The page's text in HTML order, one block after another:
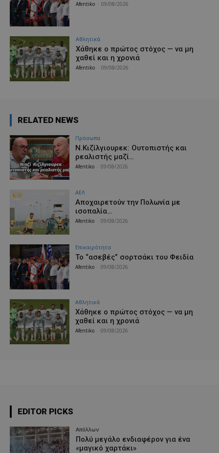
Afentiko 09/08/2026
Αθλητικά
Χάθηκε ο πρώτος στόχος — να μη
χαθεί και η χρονιά
Afentiko 09/08/2026
RELATED NEWS
Πρόσωπα
Ν.Κιζίλγιουρεκ: Ουτοπιστής και
ρεαλιστής μαζί…
Afentiko 09/08/2026
ΑΕΛ
Aποχαιρετούν την Πολωνία με
ισοπαλία…
Afentiko 09/08/2026
Επικαιρότητα
Το “ασεβές” σορτσάκι του Φειδία
Afentiko 09/08/2026
Αθλητικά
Χάθηκε ο πρώτος στόχος — να μη
χαθεί και η χρονιά
Afentiko 09/08/2026
EDITOR PICKS
Απόλλων
Πολύ μεγάλο ενδιαφέρον για ένα
«μαγικό χαρτάκι»